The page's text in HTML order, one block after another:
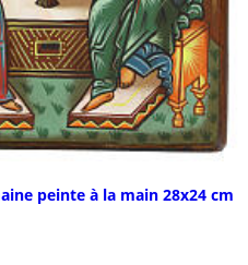
peinte à la main 28x24 cm